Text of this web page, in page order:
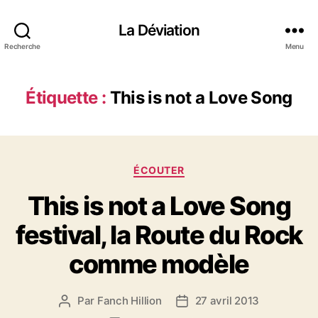
Recherche
La Déviation
Menu
Étiquette : This is not a Love Song
C
t
é
g
o
r
s
ÉCOUTER
This is not a Love Song
festival, la Route du Rock
comme modèle
A Par Fanch Hillion
D 27 avril 2013